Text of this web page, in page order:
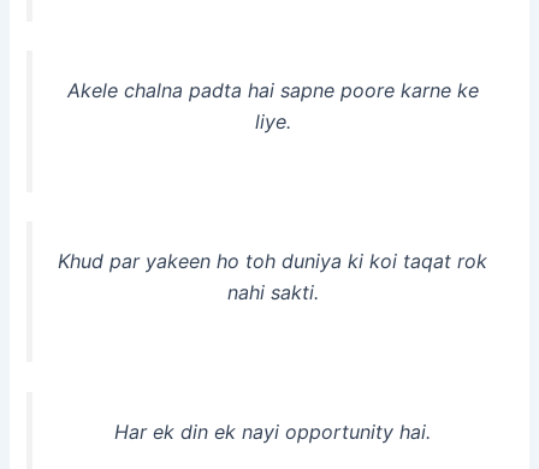
Akele chalna padta hai sapne poore karne ke
liye.
Khud par yakeen ho toh duniya ki koi taqat rok
nahi sakti.
Har ek din ek nayi opportunity hai.